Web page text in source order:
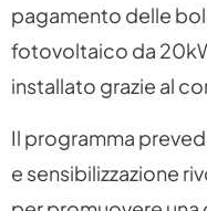
pagamento delle
fotovoltaico da
installato grazie al
Il programma
e sensibilizzazione